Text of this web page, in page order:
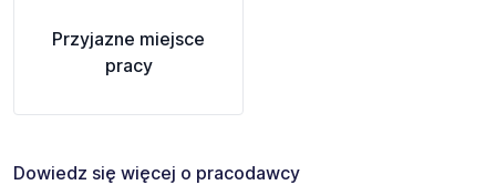
Przyjazne miejsce
pracy
Dowiedz się więcej o pracodawcy